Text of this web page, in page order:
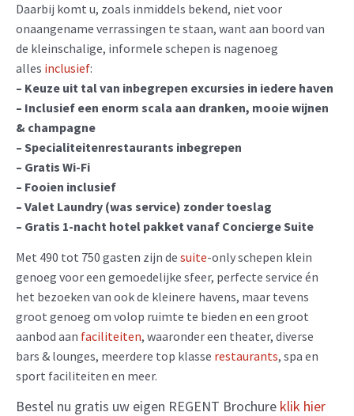
Daarbij komt u, zoals inmiddels bekend, niet voor
onaangename verrassingen te staan, want aan boord van
de kleinschalige, informele schepen is nagenoeg
alles inclusief:
– Keuze uit tal van inbegrepen excursies in iedere haven
– Inclusief een enorm scala aan dranken, mooie wijnen
& champagne
– Specialiteitenrestaurants inbegrepen
– Gratis Wi-Fi
– Fooien inclusief
– Valet Laundry (was service) zonder toeslag
– Gratis 1-nacht hotel pakket vanaf Concierge Suite
Met 490 tot 750 gasten zijn de suite-only schepen klein
genoeg voor een gemoedelijke sfeer, perfecte service én
het bezoeken van ook de kleinere havens, maar tevens
groot genoeg om volop ruimte te bieden en een groot
aanbod aan faciliteiten, waaronder een theater, diverse
bars & lounges, meerdere top klasse restaurants, spa en
sport faciliteiten en meer.
Bestel nu gratis uw eigen REGENT Brochure klik hier